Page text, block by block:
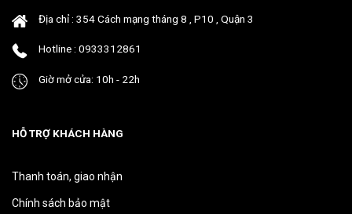
sản
sản
Địa chỉ : 354 Cách mạng tháng 8 , P10 , Quận 3
Hotline : 0933312861
Giờ mở cửa: 10h - 22h
HỖ TRỢ KHÁCH HÀNG
Thanh toán, giao nhận
Chính sách bảo mật